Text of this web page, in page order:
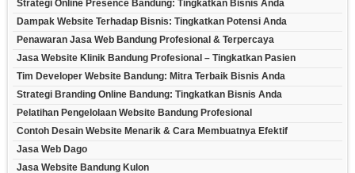
Strategi Online Presence Bandung: Tingkatkan Bisnis Anda
Dampak Website Terhadap Bisnis: Tingkatkan Potensi Anda
Penawaran Jasa Web Bandung Profesional & Terpercaya
Jasa Website Klinik Bandung Profesional – Tingkatkan Pasien
Tim Developer Website Bandung: Mitra Terbaik Bisnis Anda
Strategi Branding Online Bandung: Tingkatkan Bisnis Anda
Pelatihan Pengelolaan Website Bandung Profesional
Contoh Desain Website Menarik & Cara Membuatnya Efektif
Jasa Web Dago
Jasa Website Bandung Kulon